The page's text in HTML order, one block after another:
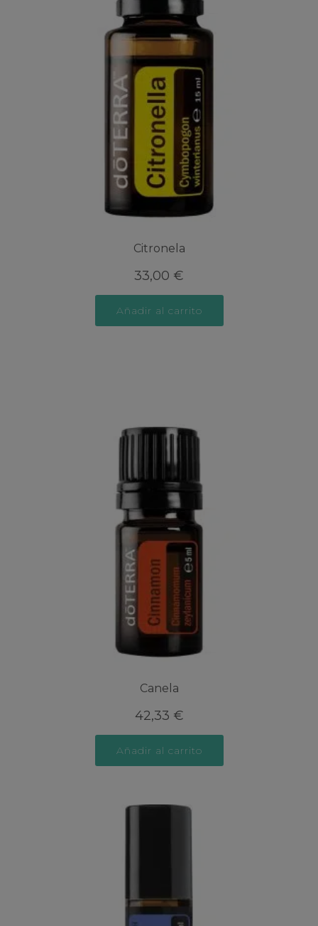
Citronela
33,00 €
Añadir al carrito
Canela
42,33 €
Añadir al carrito